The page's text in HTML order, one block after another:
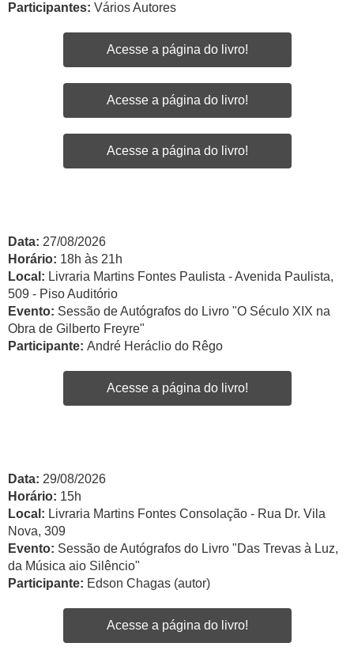
Participantes: Vários Autores
Acesse a página do livro!
Acesse a página do livro!
Acesse a página do livro!
Data: 27/08/2026
Horário: 18h às 21h
Local: Livraria Martins Fontes Paulista - Avenida Paulista,
509 - Piso Auditório
Evento: Sessão de Autógrafos do Livro "O Século XIX na
Obra de Gilberto Freyre"
Participante: André Heráclio do Rêgo
Acesse a página do livro!
Data: 29/08/2026
Horário: 15h
Local: Livraria Martins Fontes Consolação - Rua Dr. Vila
Nova, 309
Evento: Sessão de Autógrafos do Livro "Das Trevas à Luz,
da Música aio Silêncio"
Participante: Edson Chagas (autor)
Acesse a página do livro!